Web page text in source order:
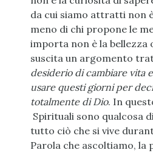
da cui siamo attratti non
meno di chi propone le
importa non è la bellezza
suscita un argomento
desiderio di cambiare vita
usare questi giorni per
totalmente di Dio. In
Spirituali sono qualcosa
tutto ciò che si vive
Parola che ascoltiamo, la